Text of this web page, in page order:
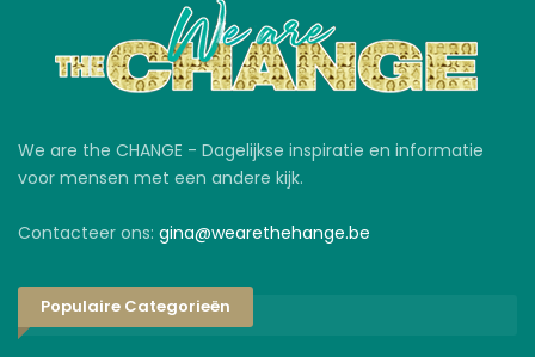
We are the CHANGE - Dagelijkse inspiratie en informatie
voor mensen met een andere kijk.
Contacteer ons: gina@wearethehange.be
Populaire Categorieën